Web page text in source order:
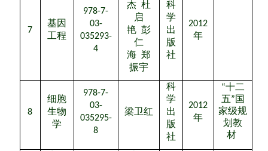
7
基因
工程
978-7-
03-
035293-
4
杰 杜
启
艳 彭
仁
海 郑
振宇
科
学
出
版
社
2012
年
8
细胞
生物
学
978-7-
03-
035295-
8
梁卫红
科
学
出
版
社
2012
年
“十二
五”国
家级规
划教
材